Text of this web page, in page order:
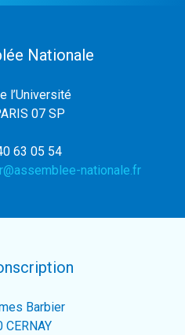
Nationale
l’Université
07 SP
63 05 54
nationale.fr
Barbier
CERNAY